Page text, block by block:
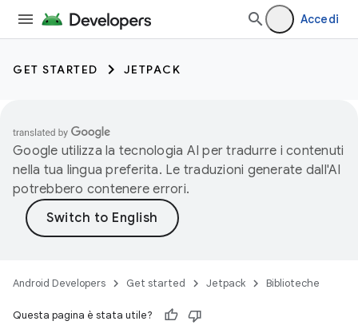
Accedi
GET STARTED JETPACK
Google utilizza la tecnologia AI per tradurre i contenuti
nella tua lingua preferita. Le traduzioni generate dall'AI
potrebbero contenere errori.
Android Developers Get started Jetpack Biblioteche
Questa pagina è stata utile?